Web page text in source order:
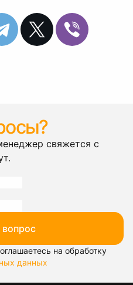
свяжется с
вопрос
на обработку
данных